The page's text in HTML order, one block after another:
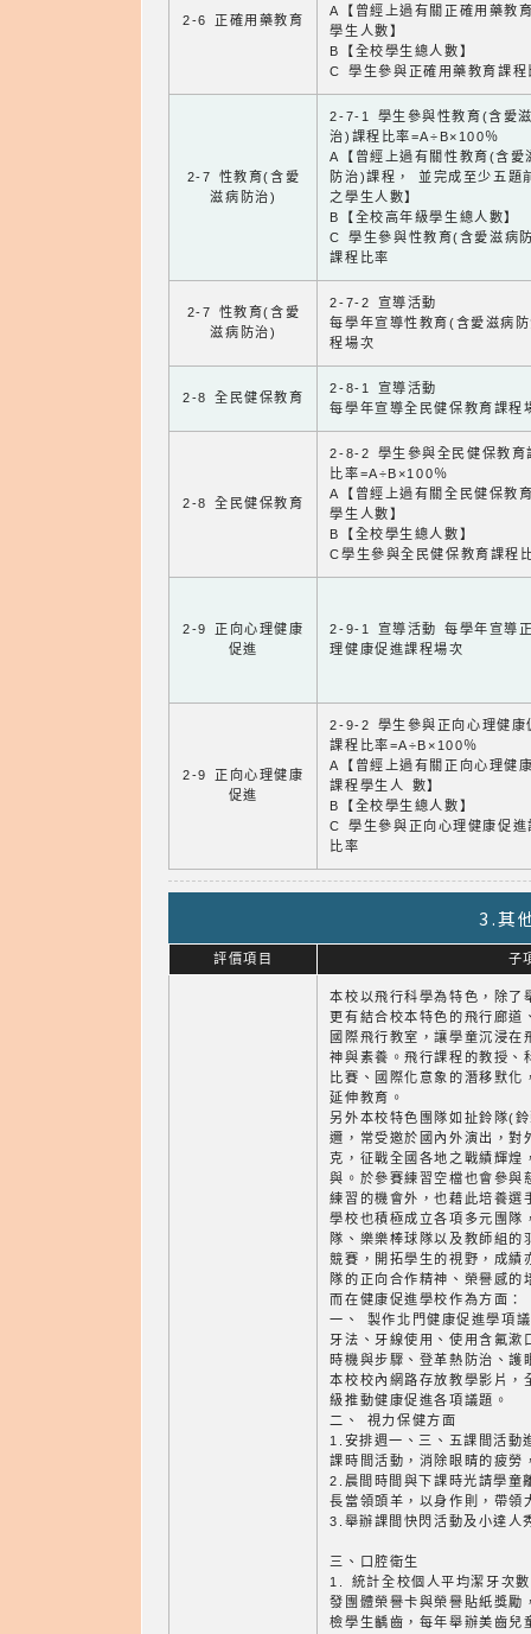
2-6 正確用藥教育
A【曾經上過有關正確用藥教
學生人數】
B【全校學生總人數】
C 學生參與正確用藥教育課程
2-7 性教育(含愛
滋病防治)
2-7-1 學生參與性教育(含愛
治)課程比率=A÷B×100％
A【曾經上過有關性教育(含愛
防治)課程， 並完成至少五題
之學生人數】
B【全校高年級學生總人數】
C 學生參與性教育(含愛滋病
課程比率
2-7 性教育(含愛
滋病防治)
2-7-2 宣導活動
每學年宣導性教育(含愛滋病
程場次
2-8 全民健保教育
2-8-1 宣導活動
每學年宣導全民健保教育課程
2-8 全民健保教育
2-8-2 學生參與全民健保教育
比率=A÷B×100％
A【曾經上過有關全民健保教
學生人數】
B【全校學生總人數】
C學生參與全民健保教育課程
2-9 正向心理健康
促進
2-9-1 宣導活動 每學年宣導
理健康促進課程場次
2-9 正向心理健康
促進
2-9-2 學生參與正向心理健康
課程比率=A÷B×100％
A【曾經上過有關正向心理健
課程學生人 數】
B【全校學生總人數】
C 學生參與正向心理健康促進
比率
3.其
評價項目 子
本校以飛行科學為特色，除了
更有結合校本特色的飛行廊道
國際飛行教室，讓學童沉浸
神與素養。飛行課程的教授、
比賽、國際化意象的潛移默
延伸教育。
另外本校特色團隊如扯鈴隊(
邇，常受邀於國內外演出，對
克，征戰全國各地之戰績輝煌
與。於參賽練習空檔也會參與
練習的機會外，也藉此培養選
學校也積極成立各項多元團隊
隊、樂樂棒球隊以及教師組
競賽，開拓學生的視野，成績
隊的正向合作精神、榮譽感
而在健康促進學校作為方面：
一、 製作北門健康促進學項
牙法、牙線使用、使用含氟漱
時機與步驟、登革熱防治、
本校校內網路存放教學影片，
級推動健康促進各項議題。
二、 視力保健方面
1.安排週一、三、五課間活動
課時間活動，消除眼睛的疲勞
2.晨間時間與下課時光請學童
長當領頭羊，以身作則，帶領
3.舉辦課間快閃活動及小達人
三、口腔衛生
1. 統計全校個人平均潔牙次
發團體榮譽卡與榮譽貼紙獎勵
檢學生齲齒，每年舉辦美齒兒